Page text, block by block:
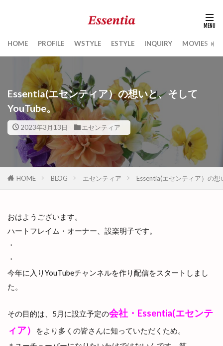
HOME PROFILE WSTYLE ESTYLE INQUIRY MOVIES
Essentia(エセンティア）の想いと、そして
YouTube。
2023年3月13日 エセンティア
HOME BLOG エセンティア Essentia(エセンティア）の
おはようございます。
ハートフレイム・オーナー、設楽明子です。
・
・
今年に入りYouTubeチャンネルを作り配信をスタートしまし
た。
その目的は、5月に設立予定の会社・Essentia(エセンテ
ィア）
をより多くの皆さんに知っていただくため。